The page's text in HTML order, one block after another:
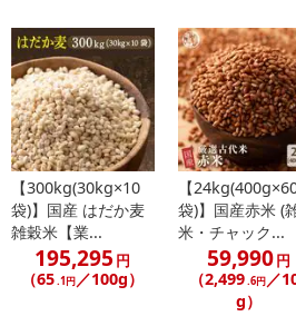
【300kg(30kg×10
袋)】国産 はだか麦
雑穀米【業...
195,295 円
（65.1円／100g）
【
袋)】国産赤米 (
米・チャック...
59,990円
（2,499.6円／
g）